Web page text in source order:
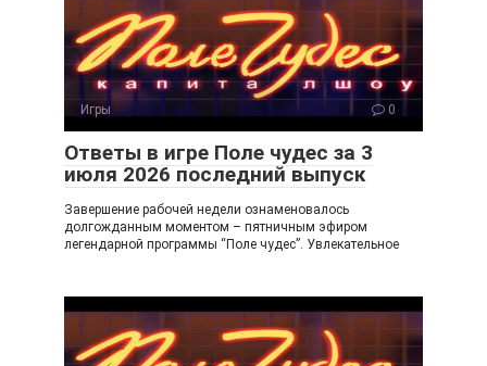
Игры 0
Ответы в игре Поле чудес за 3
июля 2026 последний выпуск
Завершение рабочей недели ознаменовалось
долгожданным моментом – пятничным эфиром
легендарной программы “Поле чудес”. Увлекательное